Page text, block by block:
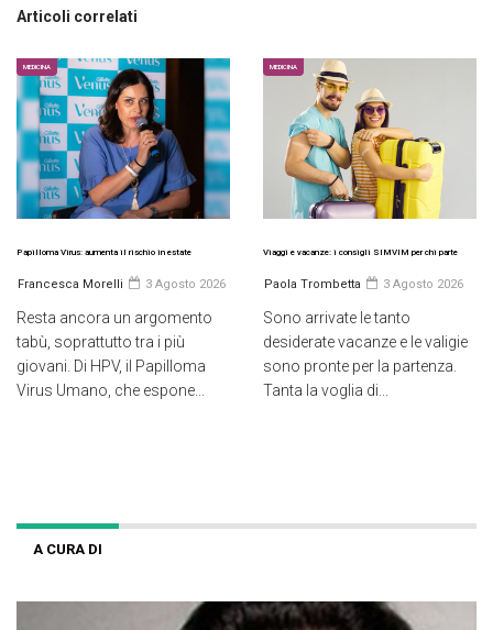
Articoli correlati
MEDICINA
Papilloma Virus: aumenta il rischio in estate
Francesca Morelli 3 Agosto 2026
Resta ancora un argomento
tabù, soprattutto tra i più
giovani. Di HPV, il Papilloma
Virus Umano, che espone...
MEDICINA
Viaggi e vacanze: i consigli SIMVIM per chi parte
Paola Trombetta 3 Agosto 2026
Sono arrivate le tanto
desiderate vacanze e le valigie
sono pronte per la partenza.
Tanta la voglia di...
A CURA DI